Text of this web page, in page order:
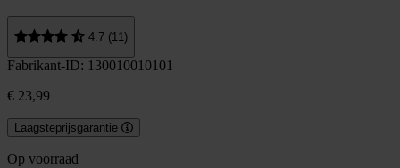
4.7 (11)
Fabrikant-ID: 130010010101
€ 23,99
Laagsteprijsgarantie
Op voorraad